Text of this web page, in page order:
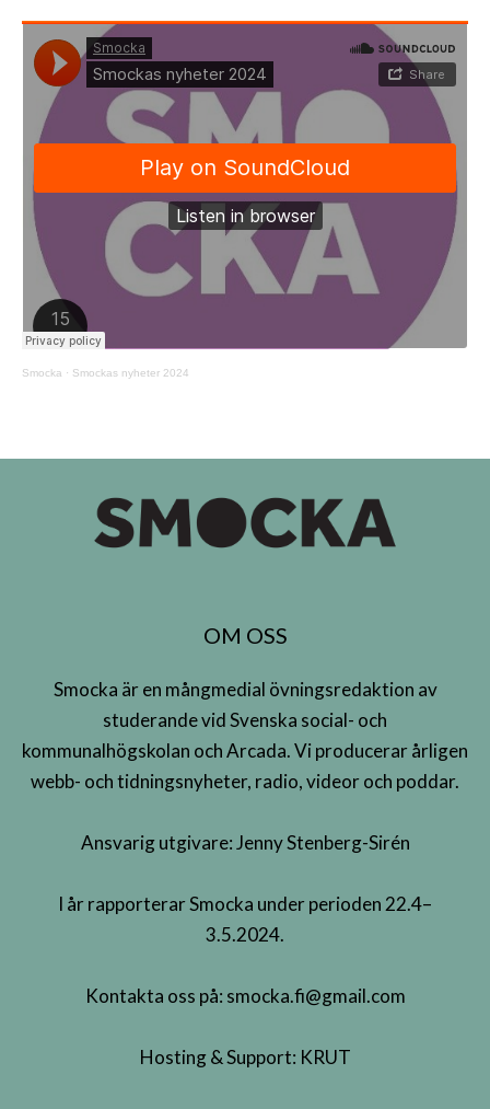
Smocka · Smockas nyheter 2024
OM OSS
Smocka är en mångmedial övningsredaktion av
studerande vid Svenska social- och
kommunalhögskolan och Arcada. Vi producerar årligen
webb- och tidningsnyheter, radio, videor och poddar.
Ansvarig utgivare: Jenny Stenberg-Sirén
I år rapporterar Smocka under perioden 22.4–
3.5.2024.
Kontakta oss på: smocka.fi@gmail.com
Hosting & Support: KRUT